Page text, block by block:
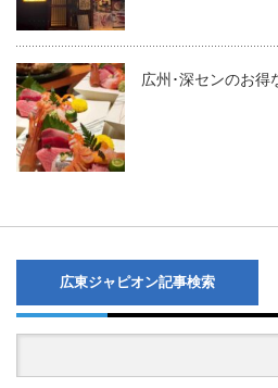
広州･深センのお得
広東ジャピオン記事検索